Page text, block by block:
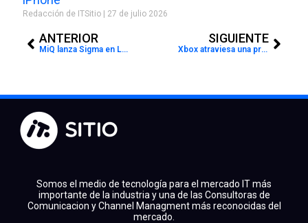
Redacción de ITSitio 27 de julio 2026
ANTERIOR
MiQ lanza Sigma en Latinoamérica: IA para optimizar campañas publicitarias
SIGUIENTE
Xbox atraviesa una profunda reestructuración y Microsoft analiza separarla de la compañía
Somos el medio de tecnología para el mercado IT más
importante de la industria y una de las Consultoras de
Comunicacion y Channel Managment más reconocidas del
mercado.